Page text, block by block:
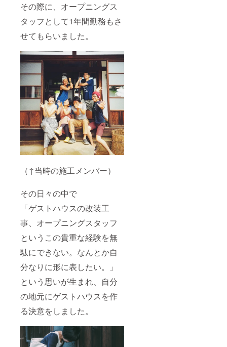
その際に、オープニングス
タッフとして1年間勤務もさ
せてもらいました。
（↑当時の施工メンバー）
その日々の中で
「ゲストハウスの改装工
事、オープニングスタッフ
というこの貴重な経験を無
駄にできない。なんとか自
分なりに形に表したい。」
という思いが生まれ、自分
の地元にゲストハウスを作
る決意をしました。